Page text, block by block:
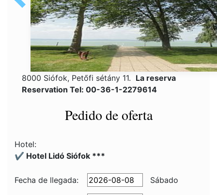
8000 Siófok, Petőfi sétány 11. La reserva
Reservation Tel: 00-36-1-2279614
Pedido de oferta
Hotel:
✔️ Hotel Lidó Siófok ***
Fecha de llegada: Sábado